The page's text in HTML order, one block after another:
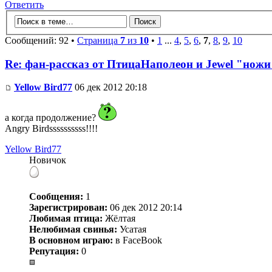
Ответить
Сообщений: 92 • Страница 7 из 10 • 1 ... 4, 5, 6, 7, 8, 9, 10
Re: фан-рассказ от ПтицаНаполеон и Jewel
Yellow Bird77 06 дек 2012 20:18
а когда продолжение?
Angry Birdssssssssss!!!!
Yellow Bird77
Новичок
Сообщения: 1
Зарегистрирован: 06 дек 2012 20:14
Любимая птица: Жёлтая
Нелюбимая свинья: Усатая
В основном играю: в FaceBook
Репутация: 0